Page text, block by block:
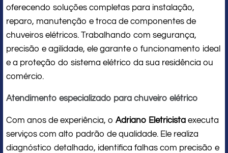
oferecendo soluções completas para instalação,
reparo, manutenção e troca de componentes de
chuveiros elétricos. Trabalhando com segurança,
precisão e agilidade, ele garante o funcionamento ideal
e a proteção do sistema elétrico da sua residência ou
comércio.
Atendimento especializado para chuveiro elétrico
Com anos de experiência, o Adriano Eletricista executa
serviços com alto padrão de qualidade. Ele realiza
diagnóstico detalhado, identifica falhas com precisão e